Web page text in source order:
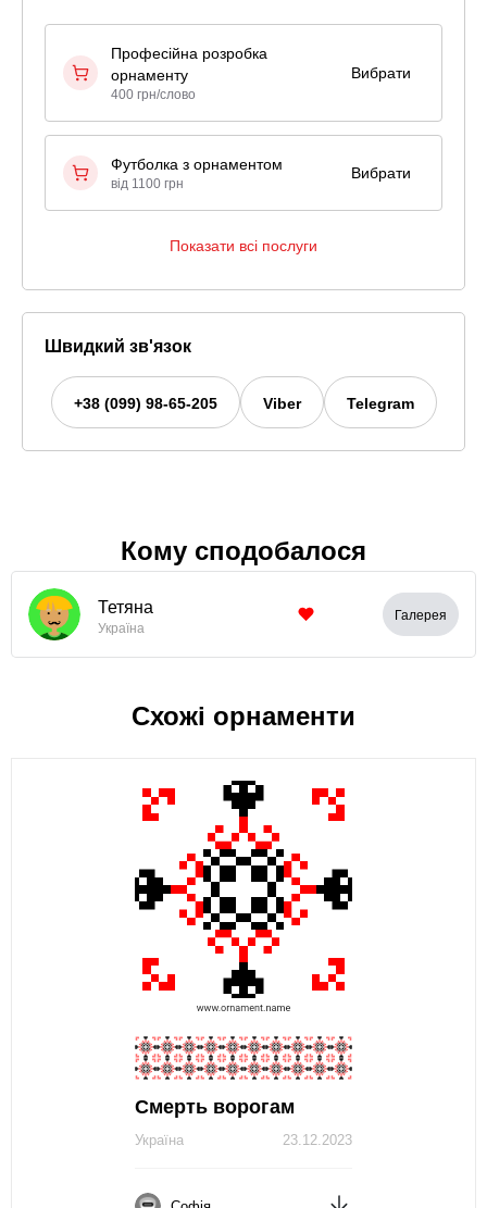
Професійна розробка
орнаменту
400 грн/слово
Вибрати
Футболка з орнаментом
від 1100 грн
Вибрати
Показати всі послуги
Швидкий зв'язок
+38 (099) 98-65-205 Viber Telegram
Кому сподобалося
Тетяна
Україна
Галерея
Схожі орнаменти
Смерть ворогам
23.12.2023
Україна